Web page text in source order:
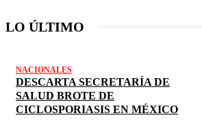
LO ÚLTIMO
NACIONALES
DESCARTA SECRETARÍA DE
SALUD BROTE DE
CICLOSPORIASIS EN MÉXICO